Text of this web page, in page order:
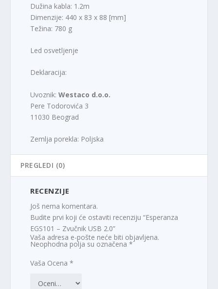
Dužina kabla: 1.2m
Dimenzije: 440 x 83 x 88 [mm]
Težina: 780 g
Led osvetljenje
Deklaracija:
Uvoznik:Westaco d.o.o.
Pere Todorovića 3
11030 Beograd
Zemlja porekla: Poljska
PREGLEDI (0)
RECENZIJE
Još nema komentara.
Budite prvi koji će ostaviti recenziju “Esperanza
EGS101 – Zvučnik USB 2.0”
Vaša adresa e-pošte neće biti objavljena.
Neophodna polja su označena*
Vaša Ocena*